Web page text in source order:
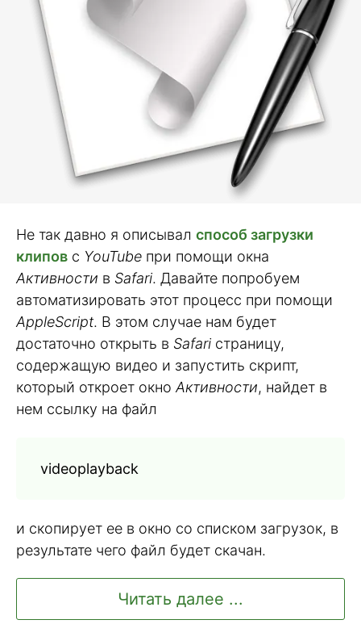
Не так давно я описывал способ загрузки
клипов с YouTube при помощи окна
Активности в Safari. Давайте попробуем
автоматизировать этот процесс при помощи
AppleScript. В этом случае нам будет
достаточно открыть в Safari страницу,
содержащую видео и запустить скрипт,
который откроет окно Активности, найдет в
нем ссылку на файл
videoplayback
и скопирует ее в окно со списком загрузок, в
результате чего файл будет скачан.
Читать далее ...